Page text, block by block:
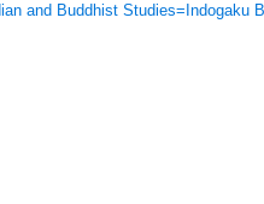
and Buddhist Studies=Indogaku